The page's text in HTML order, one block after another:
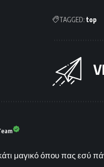
TAGGED: top
μαγικό όπου πας εσύ